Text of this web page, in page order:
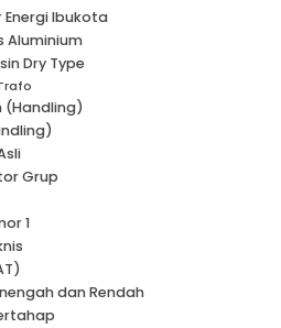
Ibukota
Aluminium
Dry Type
(Handling)
Grup
1
dan Rendah